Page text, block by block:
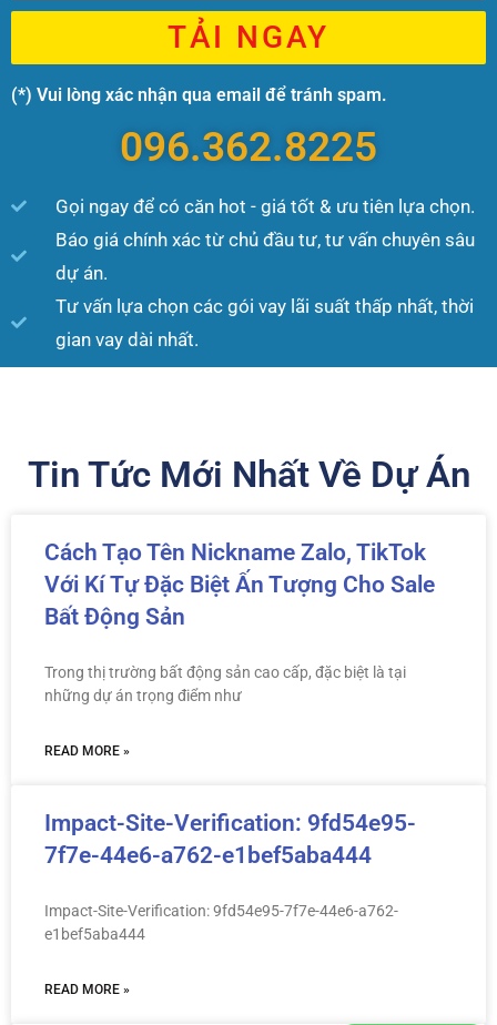
TẢI NGAY
(*) Vui lòng xác nhận qua email để tránh spam.
096.362.8225
Gọi ngay để có căn hot - giá tốt & ưu tiên lựa chọn.
Báo giá chính xác từ chủ đầu tư, tư vấn chuyên sâu
dự án.
Tư vấn lựa chọn các gói vay lãi suất thấp nhất, thời
gian vay dài nhất.
Tin Tức Mới Nhất Về Dự Án
Cách Tạo Tên Nickname Zalo, TikTok
Với Kí Tự Đặc Biệt Ấn Tượng Cho Sale
Bất Động Sản
Trong thị trường bất động sản cao cấp, đặc biệt là tại
những dự án trọng điểm như
READ MORE »
Impact-Site-Verification: 9fd54e95-
7f7e-44e6-a762-e1bef5aba444
Impact-Site-Verification: 9fd54e95-7f7e-44e6-a762-
e1bef5aba444
READ MORE »